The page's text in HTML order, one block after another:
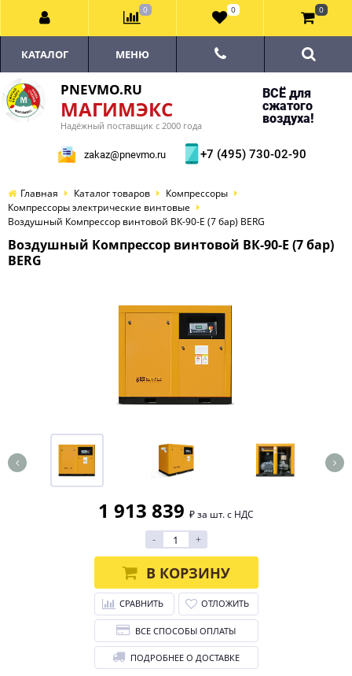
PNEVMO.RU
МАГИМЭКС
Надёжный поставщик с 2000 года
ВСЁ для
сжатого
воздуха!
zakaz@pnevmo.ru +7 (495) 730-02-90
КАТАЛОГ МЕНЮ
Главная Каталог товаров
Компрессоры
Компрессоры электрические винтовые
Воздушный Компрессор винтовой ВК-90-E (7 бар) BERG
Воздушный Компрессор винтовой ВК-90-E (7 бар)
BERG
1 913 839 ₽ за шт. с НДС
-
+
В КОРЗИНУ
СРАВНИТЬ ОТЛОЖИТЬ
ВСЕ СПОСОБЫ ОПЛАТЫ
ПОДРОБНЕЕ О ДОСТАВКЕ
0 0 0